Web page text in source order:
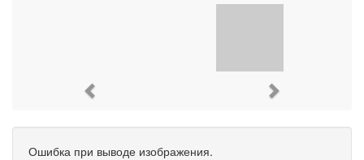
Ошибка при выводе изображения.